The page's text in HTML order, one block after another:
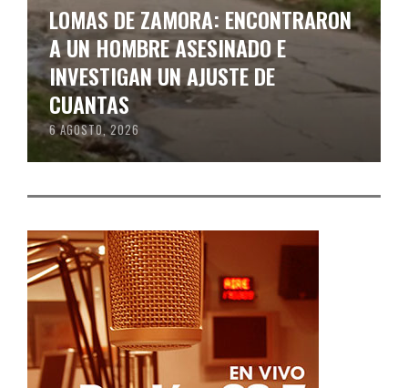
LOMAS DE ZAMORA: ENCONTRARON
A UN HOMBRE ASESINADO E
INVESTIGAN UN AJUSTE DE
CUANTAS
6 AGOSTO, 2026